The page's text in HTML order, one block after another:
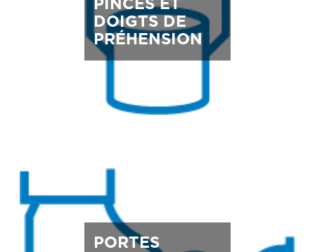
PINCES ET
DOIGTS DE
PRÉHENSION
PORTES